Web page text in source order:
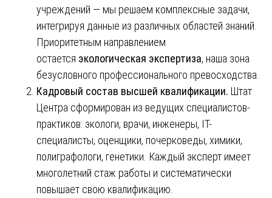
учреждений — мы решаем комплексные задачи,
интегрируя данные из различных областей знаний.
Приоритетным направлением
остается экологическая экспертиза, наша зона
безусловного профессионального превосходства.
Кадровый состав высшей квалификации. Штат
Центра сформирован из ведущих специалистов-
практиков: экологи, врачи, инженеры, IT-
специалисты, оценщики, почерковеды, химики,
полиграфологи, генетики. Каждый эксперт имеет
многолетний стаж работы и систематически
повышает свою квалификацию.